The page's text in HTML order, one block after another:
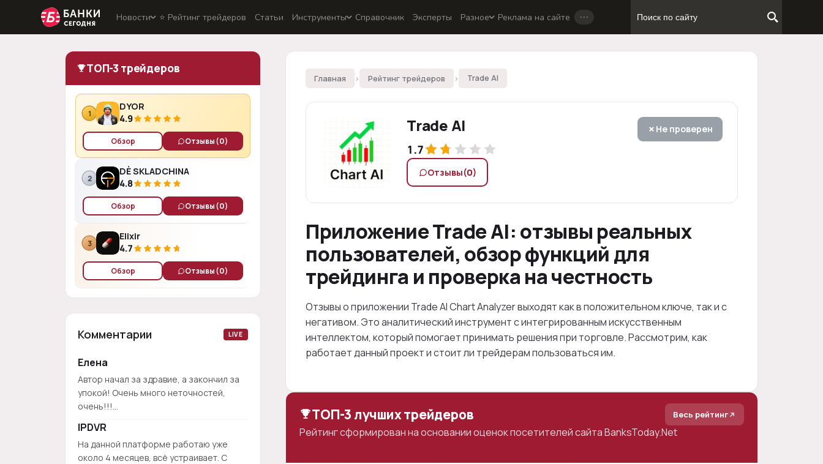
Новости ⭐️ Рейтинг трейдеров Статьи Инструменты Справочник Эксперты Разное Реклама на сайте …
ТОП-3 трейдеров
1
DYOR
4.9
Обзор Отзывы(0)
2
DÈ SKLADCHINA
4.8
Обзор Отзывы(0)
3
Elixir
4.7
Обзор Отзывы(0)
Комментарии LIVE
Елена
Автор начал за здравие, а закончил за
упокой! Очень много неточностей,
очень!!!...
IPDVR
На данной платформе работаю уже
около 4 месяцев, всё устраивает. С
Главная › Рейтинг трейдеров › Trade AI
Trade AI
1.7
Не проверен
Отзывы(0)
Приложение Trade AI: отзывы реальных
пользователей, обзор функций для
трейдинга и проверка на честность
Отзывы о приложении Trade AI Chart Analyzer выходят как в положительном ключе, так и с
негативом. Это аналитический инструмент с интегрированным искусственным
интеллектом, который помогает принимать решения при торговле. Рассмотрим, как
работает данный проект и стоит ли трейдерам пользоваться им.
ТОП-3 лучших трейдеров Весь рейтинг
Рейтинг сформирован на основании оценок посетителей сайта BanksToday.Net